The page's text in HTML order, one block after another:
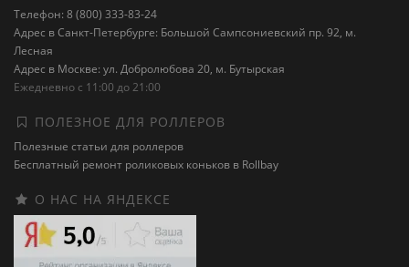
Телефон: 8 (800) 333-83-24
Адрес в Санкт-Петербурге: Большой Сампсониевский пр. 92, м.
Лесная
Адрес в Москве: ул. Добролюбова 20, м. Бутырская
Ежедневно с 11:00 до 21:00
ПОЛЕЗНОЕ ДЛЯ РОЛЛЕРОВ
Полезные статьи для роллеров
Бесплатный ремонт роликовых коньков в Rollbay
О НАС НА ЯНДЕКСЕ